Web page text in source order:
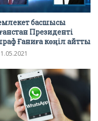
басшысы
Президенті
Ғаниға көңіл айтты